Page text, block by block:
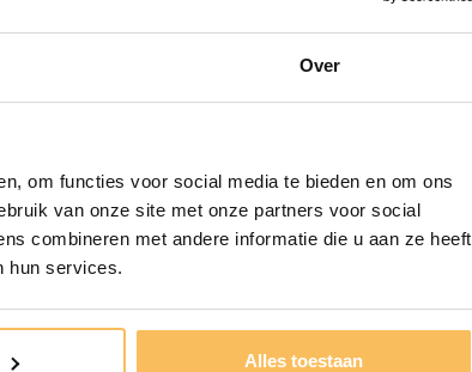
Over
om functies voor social media te bieden en om ons
van onze site met onze partners voor social
combineren met andere informatie die u aan ze heeft
hun services.
Alles toestaan